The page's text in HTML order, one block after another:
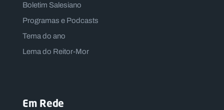
Boletim Salesiano
Programas e Podcasts
Tema do ano
Lema do Reitor-Mor
Em Rede